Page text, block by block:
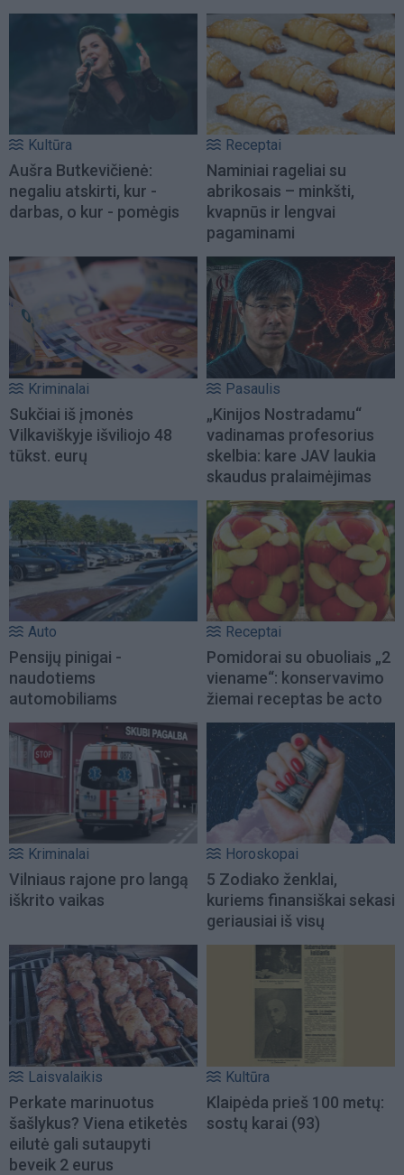
Kultūra
Aušra Butkevičienė:
negaliu atskirti, kur -
darbas, o kur - pomėgis
Receptai
Naminiai rageliai su
abrikosais – minkšti,
kvapnūs ir lengvai
pagaminami
Kriminalai
Sukčiai iš įmonės
Vilkaviškyje išviliojo 48
tūkst. eurų
Pasaulis
„Kinijos Nostradamu“
vadinamas profesorius
skelbia: kare JAV laukia
skaudus pralaimėjimas
Auto
Pensijų pinigai -
naudotiems
automobiliams
Receptai
Pomidorai su obuoliais „2
viename“: konservavimo
žiemai receptas be acto
Kriminalai
Vilniaus rajone pro langą
iškrito vaikas
Horoskopai
5 Zodiako ženklai,
kuriems finansiškai sekasi
geriausiai iš visų
Laisvalaikis
Perkate marinuotus
šašlykus? Viena etiketės
eilutė gali sutaupyti
beveik 2 eurus
Kultūra
Klaipėda prieš 100 metų:
sostų karai (93)